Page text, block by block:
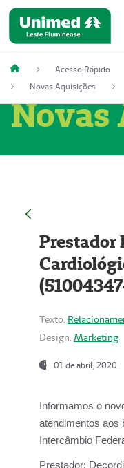
Acesso Rápido
Novas Aquisições
Novas
Prestador
Texto:
Design: Marketing
01 de abril, 2020
Informamos o
atendimentos aos
Intercâmbio
Prestador: